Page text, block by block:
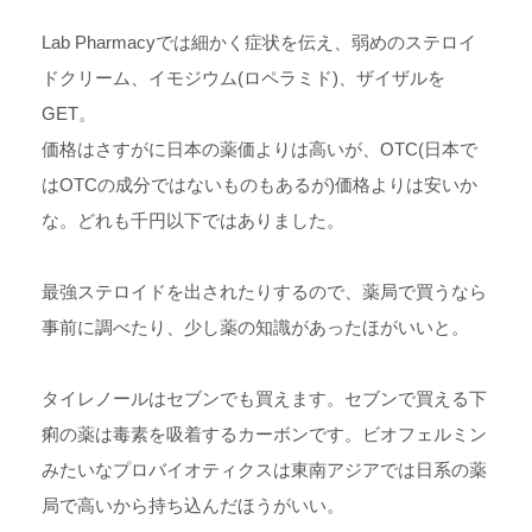
Lab Pharmacyでは細かく症状を伝え、弱めのステロイ
ドクリーム、イモジウム(ロペラミド)、ザイザルを
GET。
価格はさすがに日本の薬価よりは高いが、OTC(日本で
はOTCの成分ではないものもあるが)価格よりは安いか
な。どれも千円以下ではありました。
最強ステロイドを出されたりするので、薬局で買うなら
事前に調べたり、少し薬の知識があったほがいいと。
タイレノールはセブンでも買えます。セブンで買える下
痢の薬は毒素を吸着するカーボンです。ビオフェルミン
みたいなプロバイオティクスは東南アジアでは日系の薬
局で高いから持ち込んだほうがいい。